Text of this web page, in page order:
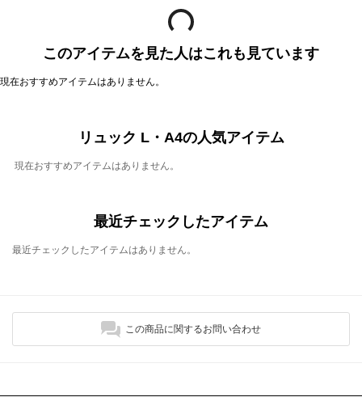
このアイテムを見た人はこれも見ています
現在おすすめアイテムはありません。
リュック L・A4の人気アイテム
現在おすすめアイテムはありません。
最近チェックしたアイテム
最近チェックしたアイテムはありません。
この商品に関するお問い合わせ